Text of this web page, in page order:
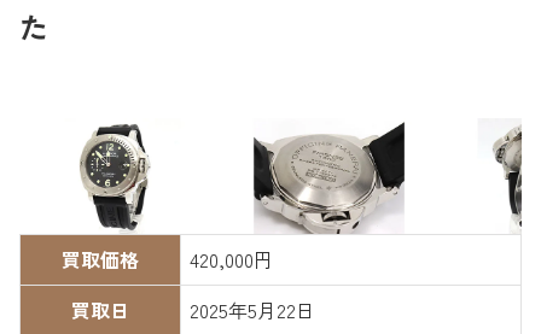
た
買取価格
420,000円
買取日
2025年5月22日